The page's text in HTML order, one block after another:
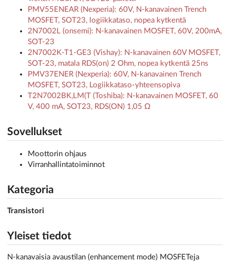
PMV55ENEAR (Nexperia): 60V, N-kanavainen Trench
MOSFET, SOT23, logiikkataso, nopea kytkentä
2N7002L (onsemi): N-kanavainen MOSFET, 60V, 200mA,
SOT-23
2N7002K-T1-GE3 (Vishay): N-kanavainen 60V MOSFET,
SOT-23, matala RDS(on) 2 Ohm, nopea kytkentä 25ns
PMV37ENER (Nexperia): 60V, N-kanavainen Trench
MOSFET, SOT23, Logiikkataso-yhteensopiva
T2N7002BK,LM(T (Toshiba): N-kanavainen MOSFET, 60
V, 400 mA, SOT23, RDS(ON) 1,05 Ω
Sovellukset
Moottorin ohjaus
Virranhallintatoiminnot
Kategoria
Transistori
Yleiset tiedot
N-kanavaisia avaustilan (enhancement mode) MOSFETeja